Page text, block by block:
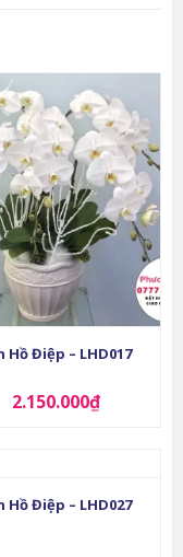
Hồ Điệp – LHD017
2.150.000₫
Hồ Điệp – LHD027